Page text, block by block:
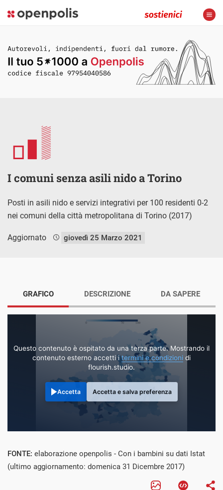
I comuni senza asili nido a Torino
Posti in asili nido e servizi integrativi per 100 residenti 0-2
nei comuni della città metropolitana di Torino (2017)
Aggiornato giovedì 25 Marzo 2021
GRAFICO
Questo contenuto è ospitato da una terza parte. Mostrando il
contenuto esterno accetti itermini e condizioni di
flourish.studio.
Accetta Accetta e salva preferenza
DESCRIZIONE DA SAPERE
FONTE: elaborazione openpolis - Con i bambini su dati Istat
(ultimo aggiornamento: domenica 31 Dicembre 2017)